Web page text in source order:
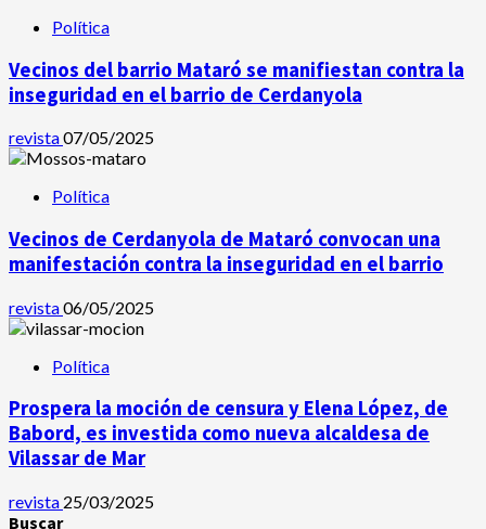
Política
Vecinos del barrio Mataró se manifiestan contra la
inseguridad en el barrio de Cerdanyola
revista07/05/2025
Política
Vecinos de Cerdanyola de Mataró convocan una
manifestación contra la inseguridad en el barrio
revista06/05/2025
Política
Prospera la moción de censura y Elena López, de
Babord, es investida como nueva alcaldesa de
Vilassar de Mar
revista 25/03/2025
Buscar